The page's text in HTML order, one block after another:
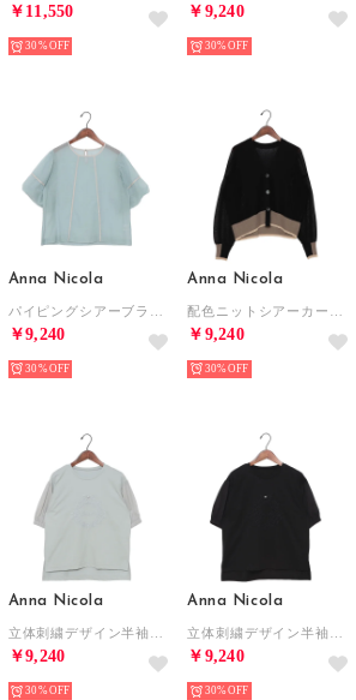
￥11,550
30%
￥9,240
30%
Anna Nicola
￥9,240
30%
Anna Nicola
￥9,240
30%
Anna Nicola
￥9,240
30%
Anna Nicola
￥9,240
30%